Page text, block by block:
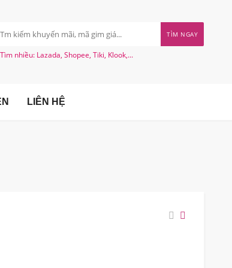
TÌM NGAY
Tìm nhiều: Lazada, Shopee, Tiki, Klook,...
LIÊN HỆ